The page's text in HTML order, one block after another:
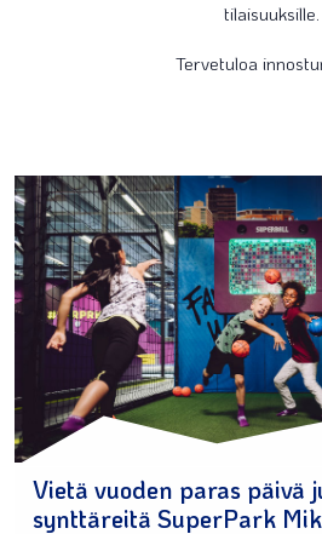
tilaisuuksille.
Tervetuloa
Vietä vuoden paras päivä
synttäreitä SuperPark